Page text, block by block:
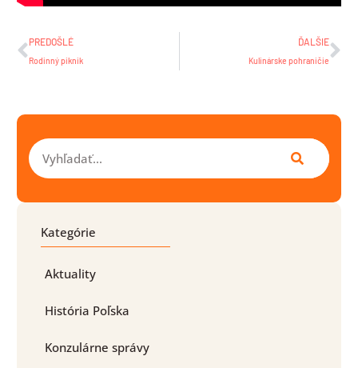
Prev
PREDOŠLÉ
Rodinný piknik
ĎALŠIE
Kulinárske pohraničie
Vyhľadať
Kategórie
Aktuality
História Poľska
Konzulárne správy